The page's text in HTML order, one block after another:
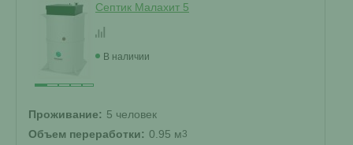
Септик Малахит 5
В наличии
Проживание: 5 человек
Объем переработки: 0.95 м3